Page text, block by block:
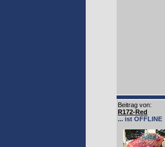
Beitrag von:
R172-Red
... ist OFFLINE